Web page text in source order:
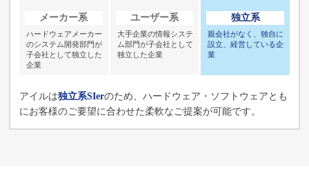
メーカー系
ハードウェアメーカー
のシステム開発部門が
子会社として独立した
企業
ユーザー系
大手企業の情報システ
ム部門が子会社として
独立した企業
独立系
親会社がなく、独自に
設立、経営している企
業
アイルは独立系SIerのため、ハードウェア・ソフトウェアとも
にお客様のご要望に合わせた柔軟なご提案が可能です。